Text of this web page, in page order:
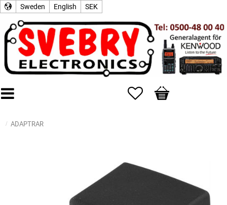
Sweden English SEK
Favorites
Basket
ADAPTRAR